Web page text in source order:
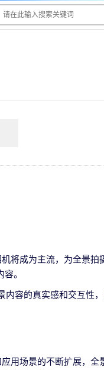
将成为主流，为全景拍
。
容的真实感和交互性
用场景的不断扩展，全